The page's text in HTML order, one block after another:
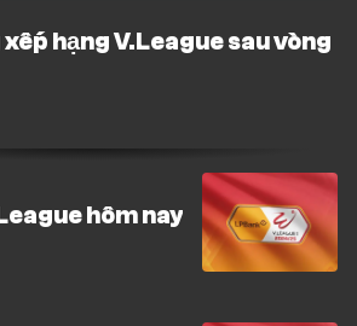
hạng V.League sau vòng
hôm nay